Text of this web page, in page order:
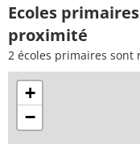
Ecoles
proximité
2 écoles primaires sont
+
−